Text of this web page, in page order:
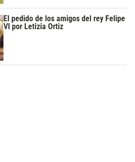
El pedido de los amigos del rey Felipe
VI por Letizia Ortiz